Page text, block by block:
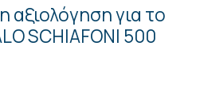
αξιολόγηση για το
SCHIAFONI 500